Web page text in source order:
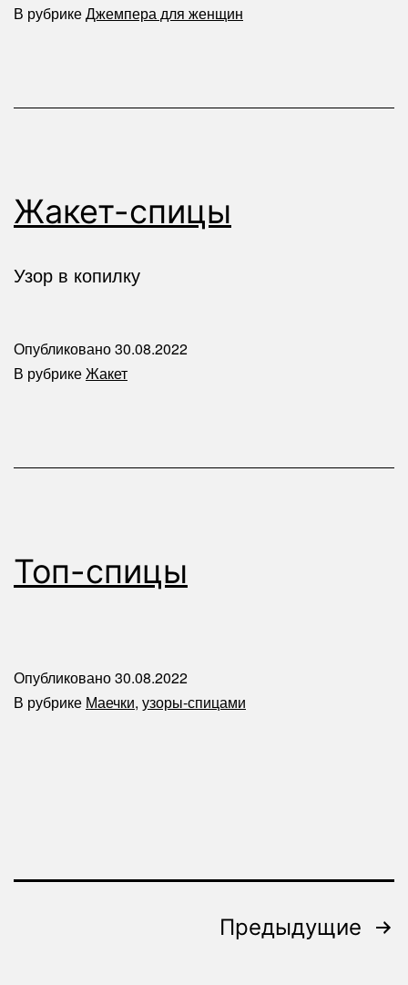
В рубрикеДжемпера для женщин
Жакет-спицы
Узор в копилку
Опубликовано30.08.2022
В рубрикеЖакет
Топ-спицы
Опубликовано30.08.2022
В рубрике Маечки, узоры-спицами
Предыдущие